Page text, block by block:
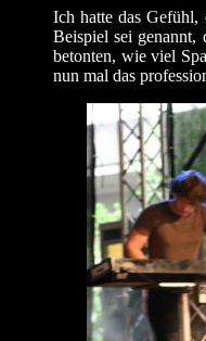
Ich hatte das Gefühl,
Beispiel sei genannt,
betonten, wie viel
nun mal das